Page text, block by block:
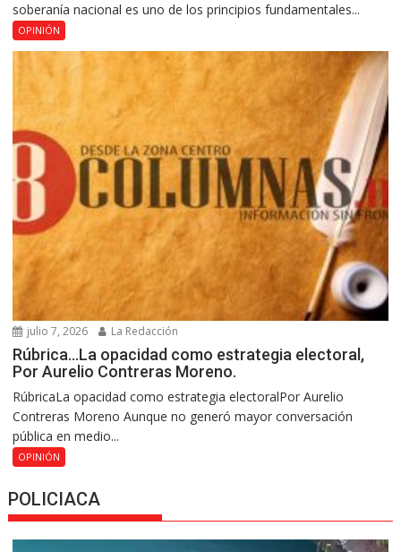
soberanía nacional es uno de los principios fundamentales...
OPINIÓN
julio 7, 2026 La Redacción
Rúbrica…La opacidad como estrategia electoral,
Por Aurelio Contreras Moreno.
RúbricaLa opacidad como estrategia electoralPor Aurelio
Contreras Moreno Aunque no generó mayor conversación
pública en medio...
OPINIÓN
POLICIACA